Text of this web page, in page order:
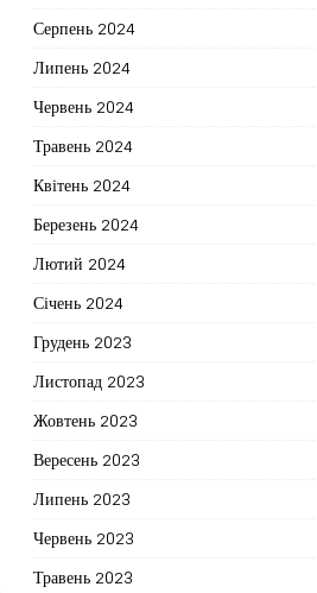
Серпень 2024
Липень 2024
Червень 2024
Травень 2024
Квітень 2024
Березень 2024
Лютий 2024
Січень 2024
Грудень 2023
Листопад 2023
Жовтень 2023
Вересень 2023
Липень 2023
Червень 2023
Травень 2023